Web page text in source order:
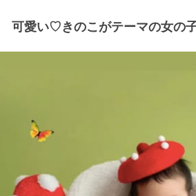
可愛い♡きのこがテーマの女の